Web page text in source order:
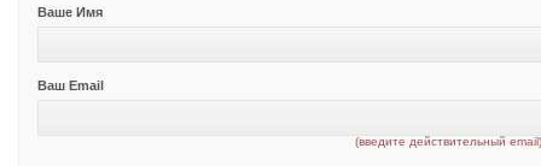
Ваше Имя
Ваш Email
(введите действительный